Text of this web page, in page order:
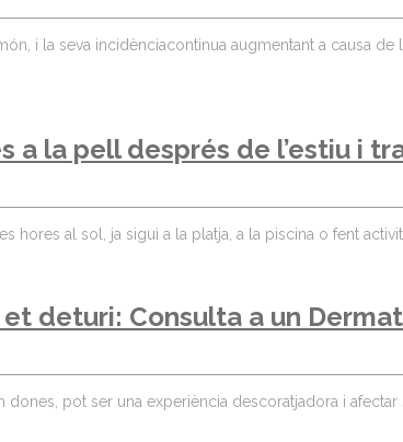
i la seva incidènciacontinua augmentant a causa
a la pell després de l’estiu i
hores al sol, ja sigui a la platja, a la piscina o fent
deturi: Consulta a un
pot ser una experiència descoratjadora i